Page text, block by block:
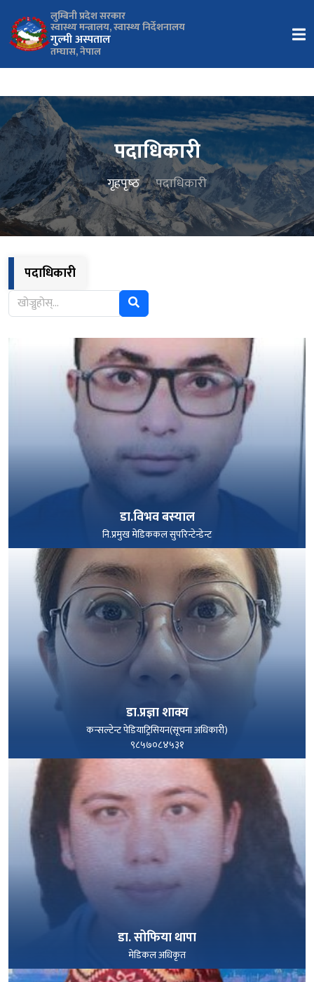
लुम्बिनी प्रदेश सरकार
स्वास्थ्य मन्त्रालय, स्वास्थ्य निर्देशनालय
गुल्मी अस्पताल
तम्घास, नेपाल
पदाधिकारी
गृहपृष्‍ठ पदाधिकारी
पदाधिकारी
डा.विभव बस्याल
नि.प्रमुख मेडिककल सुपरिन्टेन्डेन्ट
पूरा हेर्नुहोस्
डा.प्रज्ञा शाक्य
कन्सल्टेन्ट पेडियाट्रिसियन(सूचना अधिकारी)
९८५७०८४५३१
डा. सोफिया थापा
मेडिकल अधिकृत